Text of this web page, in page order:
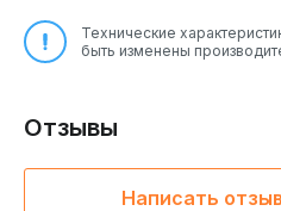
Технические
быть изменены
Отзывы
Написать отзыв